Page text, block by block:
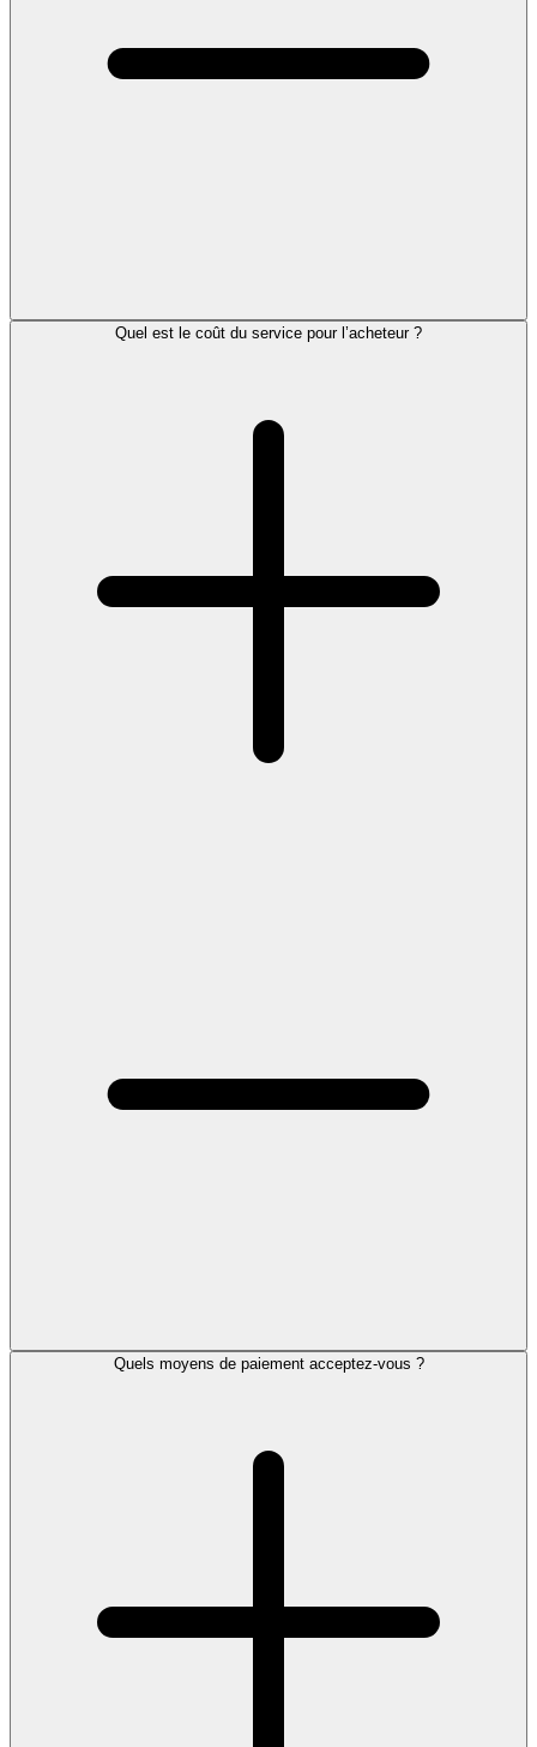
Quel est le coût du service pour l’acheteur ?
Quels moyens de paiement acceptez-vous ?